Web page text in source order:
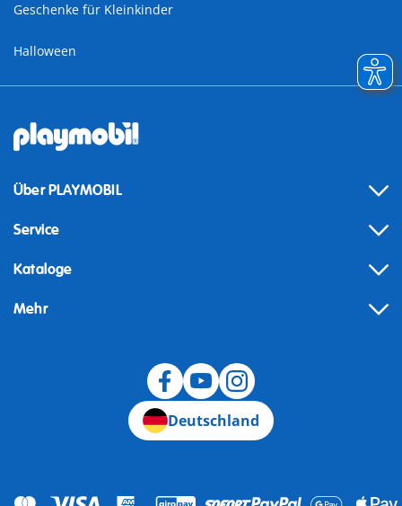
Geschenke für Kleinkinder
Halloween
Über PLAYMOBIL
Service
Kataloge
Mehr
Deutschland